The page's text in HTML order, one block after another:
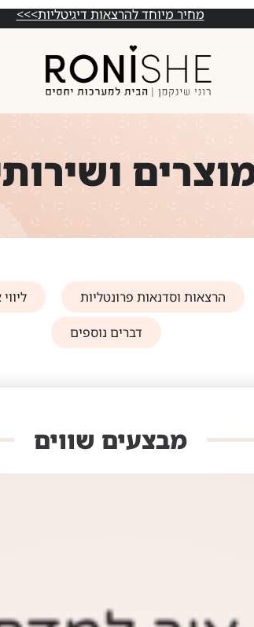
מחיר מיוחד להרצאות דיגיטליות>>>
הרצאות וסדנאות פרונטליות
דברים נוספים
מבצעים שווים